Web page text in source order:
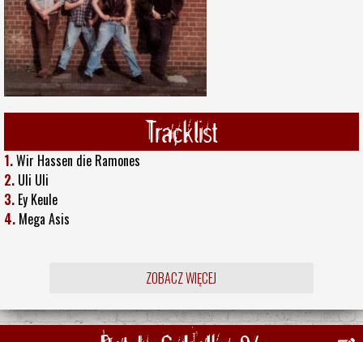
Tracklist
1.Wir Hassen die Ramones
2. Uli Uli
3. Ey Keule
4. Mega Asis
ZOBACZ WIĘCEJ